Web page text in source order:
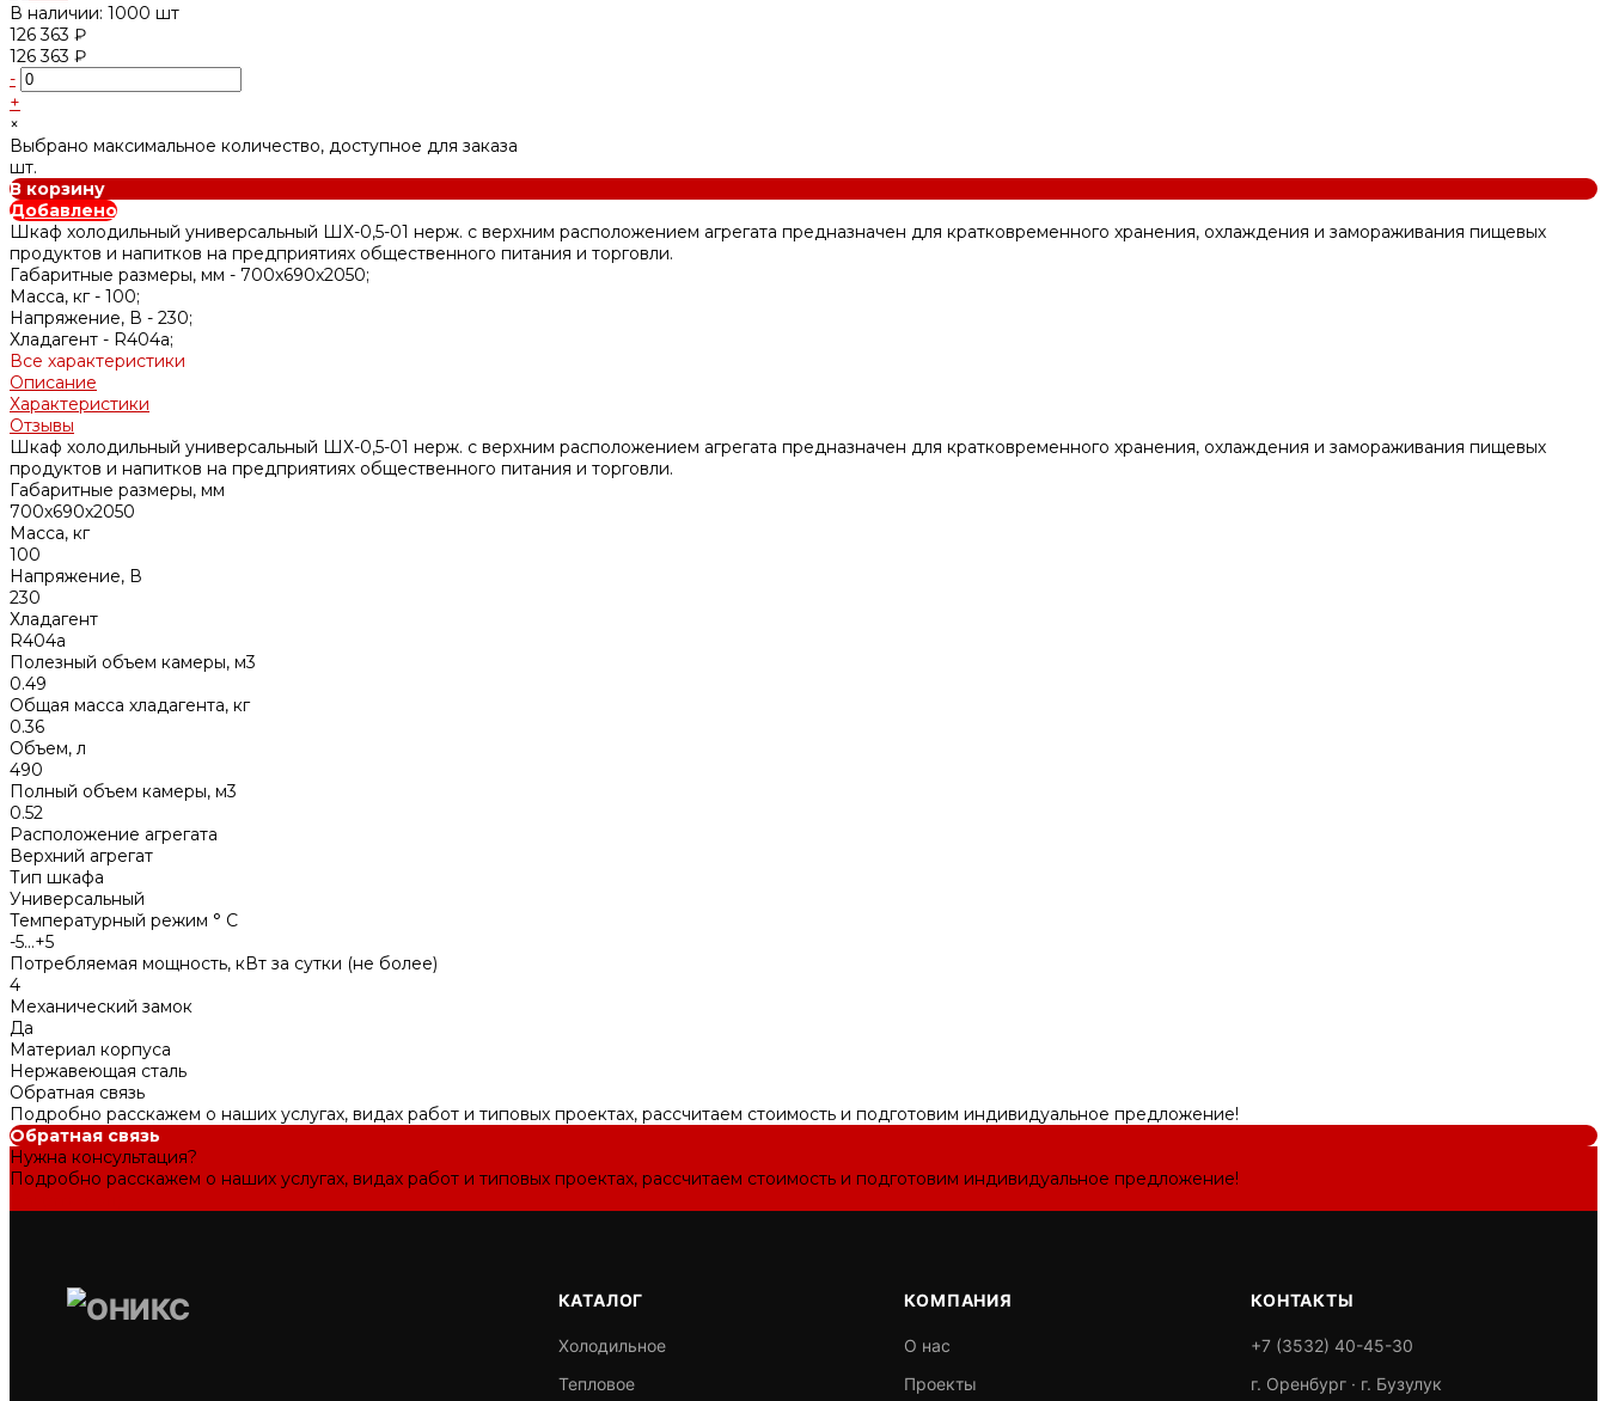
В наличии: 1000 шт
126 363 ₽
126 363 ₽
-
+
×
Выбрано максимальное количество, доступное для заказа
шт.
В корзину
Добавлено
Шкаф холодильный универсальный ШХ-0,5-01 нерж. с верхним расположением агрегата предназначен для кратковременного хранения, охлаждения и замораживания пищевых
продуктов и напитков на предприятиях общественного питания и торговли.
Габаритные размеры, мм - 700х690х2050;
Масса, кг - 100;
Напряжение, В - 230;
Хладагент - R404а;
Все характеристики
Описание
Характеристики
Отзывы
Шкаф холодильный универсальный ШХ-0,5-01 нерж. с верхним расположением агрегата предназначен для кратковременного хранения, охлаждения и замораживания пищевых
продуктов и напитков на предприятиях общественного питания и торговли.
Габаритные размеры, мм
700х690х2050
Масса, кг
100
Напряжение, В
230
Хладагент
R404а
Полезный объем камеры, м3
0.49
Общая масса хладагента, кг
0.36
Объем, л
490
Полный объем камеры, м3
0.52
Расположение агрегата
Верхний агрегат
Тип шкафа
Универсальный
Температурный режим ° С
-5...+5
Потребляемая мощность, кВт за сутки (не более)
4
Механический замок
Да
Материал корпуса
Нержавеющая сталь
Обратная связь
Подробно расскажем о наших услугах, видах работ и типовых проектах, рассчитаем стоимость и подготовим индивидуальное предложение!
Обратная связь
Нужна консультация?
Подробно расскажем о наших услугах, видах работ и типовых проектах, рассчитаем стоимость и подготовим индивидуальное предложение!
КАТАЛОГ
Холодильное
Тепловое
КОМПАНИЯ
О нас
Проекты
КОНТАКТЫ
+7 (3532) 40-45-30
г. Оренбург · г. Бузулук